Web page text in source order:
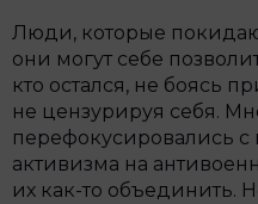
Люди, которые
они могут себе
кто остался, не боясь
не цензурируя себя.
перефокусировались
активизма на
их как-то объединить.